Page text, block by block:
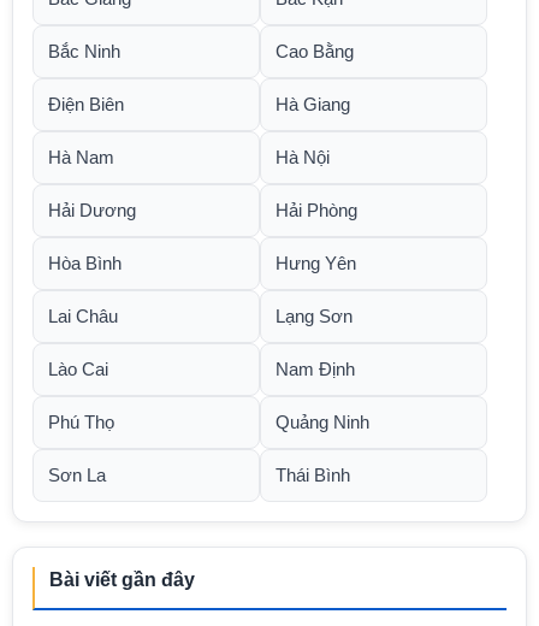
Bắc Ninh Cao Bằng
Điện Biên Hà Giang
Hà Nam Hà Nội
Hải Dương Hải Phòng
Hòa Bình Hưng Yên
Lai Châu Lạng Sơn
Lào Cai Nam Định
Phú Thọ Quảng Ninh
Sơn La Thái Bình
Bài viết gần đây